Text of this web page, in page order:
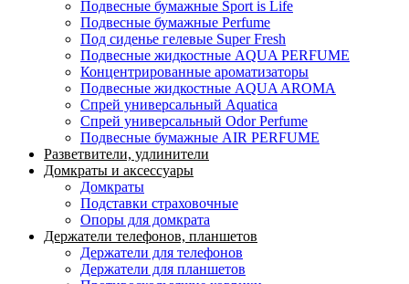
Подвесные бумажные Sport is Life
Подвесные бумажные Perfume
Под сиденье гелевые Super Fresh
Подвесные жидкостные AQUA PERFUME
Концентрированные ароматизаторы
Подвесные жидкостные AQUA AROMA
Спрей универсальный Aquatica
Спрей универсальный Odor Perfume
Подвесные бумажные AIR PERFUME
Разветвители, удлинители
Домкраты и аксессуары
Домкраты
Подставки страховочные
Опоры для домкрата
Держатели телефонов, планшетов
Держатели для телефонов
Держатели для планшетов